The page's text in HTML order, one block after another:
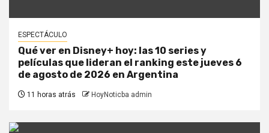
ESPECTÁCULO
Qué ver en Disney+ hoy: las 10 series y
películas que lideran el ranking este jueves 6
de agosto de 2026 en Argentina
11 horas atrás HoyNoticba admin